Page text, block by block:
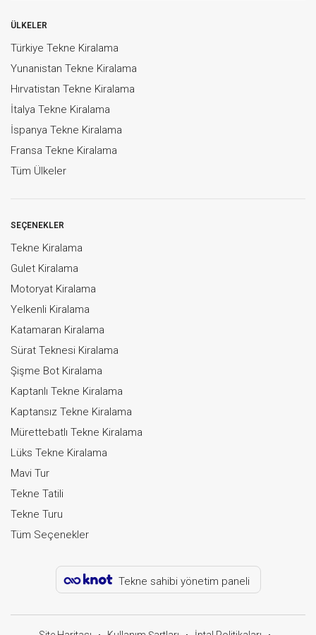
ÜLKELER
Türkiye Tekne Kiralama
Yunanistan Tekne Kiralama
Hırvatistan Tekne Kiralama
İtalya Tekne Kiralama
İspanya Tekne Kiralama
Fransa Tekne Kiralama
Tüm Ülkeler
SEÇENEKLER
Tekne Kiralama
Gulet Kiralama
Motoryat Kiralama
Yelkenli Kiralama
Katamaran Kiralama
Sürat Teknesi Kiralama
Şişme Bot Kiralama
Kaptanlı Tekne Kiralama
Kaptansız Tekne Kiralama
Mürettebatlı Tekne Kiralama
Lüks Tekne Kiralama
Mavi Tur
Tekne Tatili
Tekne Turu
Tüm Seçenekler
Tekne sahibi yönetim paneli